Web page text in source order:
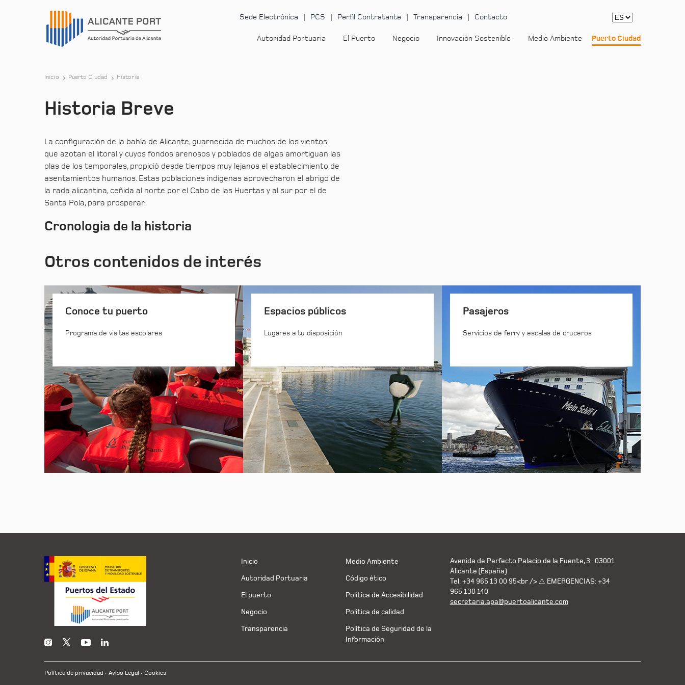
Sede Electrónica PCS Perfil Contratante Transparencia Contacto
Autoridad Portuaria El Puerto Negocio Innovación Sostenible Medio Ambiente Puerto Ciudad
Inicio Puerto Ciudad Historia
Historia Breve
La configuración de la bahía de Alicante, guarnecida de muchos de los vientos
que azotan el litoral y cuyos fondos arenosos y poblados de algas amortiguan las
olas de los temporales, propició desde tiempos muy lejanos el establecimiento de
asentamientos humanos. Estas poblaciones indígenas aprovecharon el abrigo de
la rada alicantina, ceñida al norte por el Cabo de las Huertas y al sur por el de
Santa Pola, para prosperar.
Cronologia de la historia
Otros contenidos de interés
Conoce tu puerto
Programa de visitas escolares
Espacios públicos
Lugares a tu disposición
Pasajeros
Servicios de ferry y escalas de cruceros
Inicio
Autoridad Portuaria
El puerto
Negocio
Transparencia
Medio Ambiente
Código ético
Política de Accesibilidad
Política de calidad
Política de Seguridad de la
Información
Avenida de Perfecto Palacio de la Fuente, 3 · 03001
Alicante (España)
Tel: +34 965 13 00 95<br /> ⚠ EMERGENCIAS: +34
965 130 140
secretaria.apa@puertoalicante.com
Política de privacidad Aviso Legal Cookies